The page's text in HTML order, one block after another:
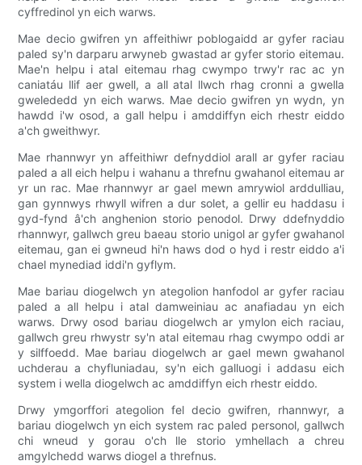
cyffredinol yn eich warws.
Mae decio gwifren yn affeithiwr poblogaidd ar gyfer raciau
paled sy'n darparu arwyneb gwastad ar gyfer storio eitemau.
Mae'n helpu i atal eitemau rhag cwympo trwy'r rac ac yn
caniatáu llif aer gwell, a all atal llwch rhag cronni a gwella
gwelededd yn eich warws. Mae decio gwifren yn wydn, yn
hawdd i'w osod, a gall helpu i amddiffyn eich rhestr eiddo
a'ch gweithwyr.
Mae rhannwyr yn affeithiwr defnyddiol arall ar gyfer raciau
paled a all eich helpu i wahanu a threfnu gwahanol eitemau ar
yr un rac. Mae rhannwyr ar gael mewn amrywiol arddulliau,
gan gynnwys rhwyll wifren a dur solet, a gellir eu haddasu i
gyd-fynd â'ch anghenion storio penodol. Drwy ddefnyddio
rhannwyr, gallwch greu baeau storio unigol ar gyfer gwahanol
eitemau, gan ei gwneud hi'n haws dod o hyd i restr eiddo a'i
chael mynediad iddi'n gyflym.
Mae bariau diogelwch yn ategolion hanfodol ar gyfer raciau
paled a all helpu i atal damweiniau ac anafiadau yn eich
warws. Drwy osod bariau diogelwch ar ymylon eich raciau,
gallwch greu rhwystr sy'n atal eitemau rhag cwympo oddi ar
y silffoedd. Mae bariau diogelwch ar gael mewn gwahanol
uchderau a chyfluniadau, sy'n eich galluogi i addasu eich
system i wella diogelwch ac amddiffyn eich rhestr eiddo.
Drwy ymgorffori ategolion fel decio gwifren, rhannwyr, a
bariau diogelwch yn eich system rac paled personol, gallwch
chi wneud y gorau o'ch lle storio ymhellach a chreu
amgylchedd warws diogel a threfnus.